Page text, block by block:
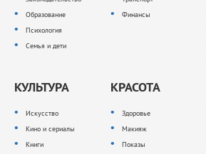
Образование
Психология
Семья и дети
Финансы
КУЛЬТУРА
Искусство
Кино и сериалы
Книги
КРАСОТА
Здоровье
Макияж
Показы